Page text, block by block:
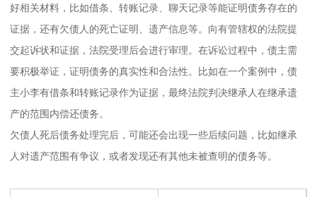
好相关材料，比如借条、转账记录、聊天记录等能证明债务存在的
证据，还有欠债人的死亡证明、遗产信息等。向有管辖权的法院提
交起诉状和证据，法院受理后会进行审理。在诉讼过程中，债主需
要积极举证，证明债务的真实性和合法性。比如在一个案例中，债
主小李有借条和转账记录作为证据，最终法院判决继承人在继承遗
产的范围内偿还债务。
欠债人死后债务处理完后，可能还会出现一些后续问题，比如继承
人对遗产范围有争议，或者发现还有其他未被查明的债务等。